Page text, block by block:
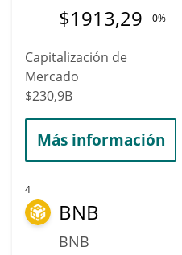
$1913,29 0%
Capitalización de
Mercado
$230,9B
Más información
4
BNB
BNB